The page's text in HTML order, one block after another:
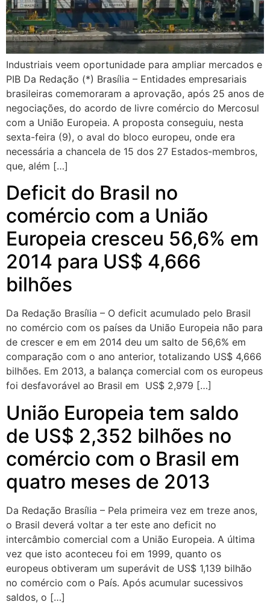
Industriais veem oportunidade para ampliar mercados e
PIB Da Redação (*) Brasília – Entidades empresariais
brasileiras comemoraram a aprovação, após 25 anos de
negociações, do acordo de livre comércio do Mercosul
com a União Europeia. A proposta conseguiu, nesta
sexta-feira (9), o aval do bloco europeu, onde era
necessária a chancela de 15 dos 27 Estados-membros,
que, além […]
Deficit do Brasil no
comércio com a União
Europeia cresceu 56,6% em
2014 para US$ 4,666
bilhões
Da Redação Brasília – O deficit acumulado pelo Brasil
no comércio com os países da União Europeia não para
de crescer e em em 2014 deu um salto de 56,6% em
comparação com o ano anterior, totalizando US$ 4,666
bilhões. Em 2013, a balança comercial com os europeus
foi desfavorável ao Brasil em US$ 2,979 […]
União Europeia tem saldo
de US$ 2,352 bilhões no
comércio com o Brasil em
quatro meses de 2013
Da Redação Brasília – Pela primeira vez em treze anos,
o Brasil deverá voltar a ter este ano deficit no
intercâmbio comercial com a União Europeia. A última
vez que isto aconteceu foi em 1999, quanto os
europeus obtiveram um superávit de US$ 1,139 bilhão
no comércio com o País. Após acumular sucessivos
saldos, o […]